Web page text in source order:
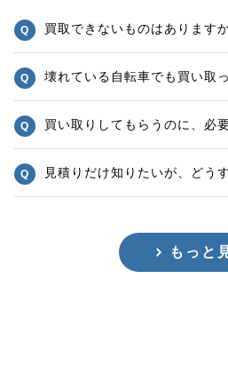
買取できないものはあります
壊れている自転車でも買い取
買い取りしてもらうのに、必
見積りだけ知りたいが、どう
もっと